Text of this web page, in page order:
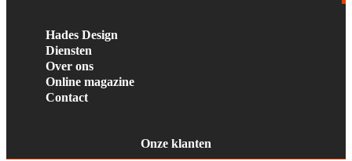
Hades Design
Diensten
Over ons
Online magazine
Contact
Onze klanten